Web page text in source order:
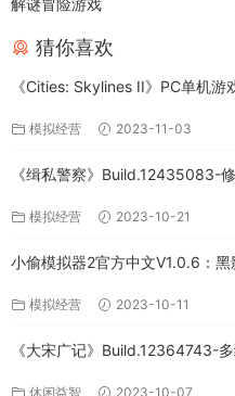
解谜冒险游戏
猜你喜欢
《Cities: Skylines II》PC单机
模拟经营 2023-11-03
《缉私警察》Build.12435083-
模拟经营 2023-10-21
小偷模拟器2官方中文V1.0.6：
模拟经营 2023-10-11
《大宋广记》Build.12364743-
休闲益智 2023-10-07